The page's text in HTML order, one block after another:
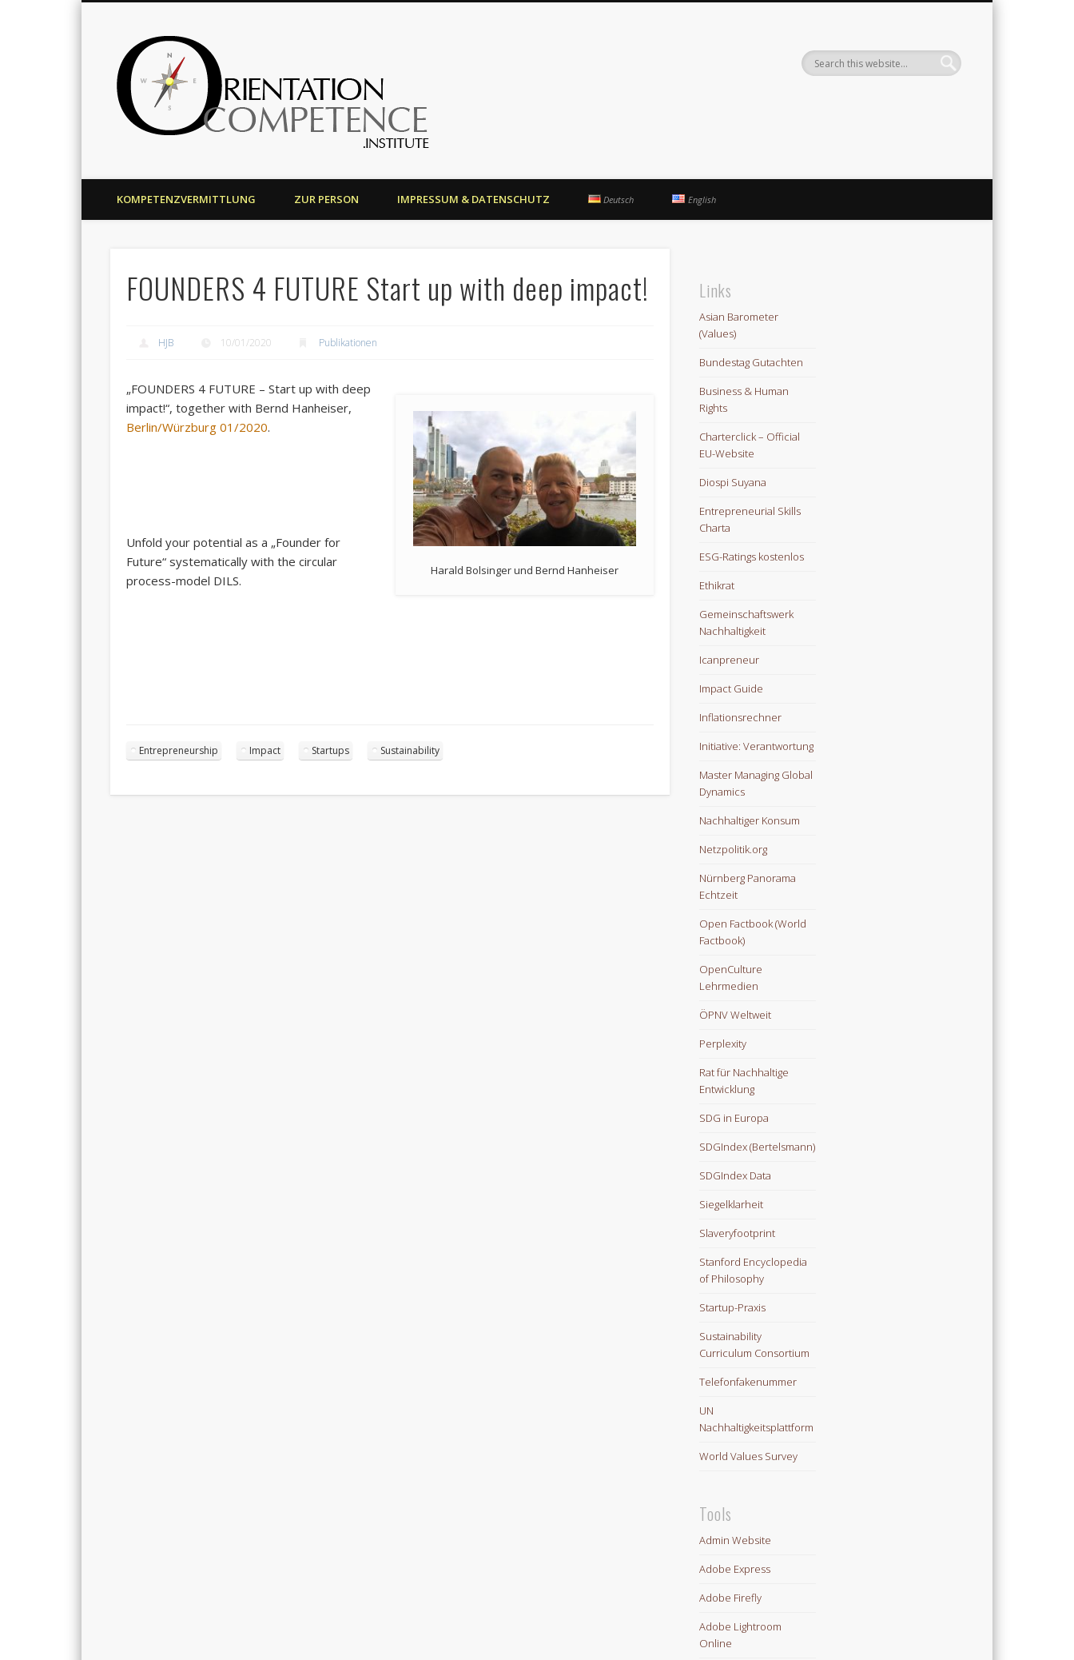
Harald J. Bolsinger
KOMPETENZVERMITTLUNG ZUR PERSON IMPRESSUM & DATENSCHUTZ Deutsch English
FOUNDERS 4 FUTURE Start up with deep impact!
HJB 10/01/2020 Publikationen
Harald Bolsinger und Bernd Hanheiser
„FOUNDERS 4 FUTURE – Start up with deep
impact!“, together with Bernd Hanheiser,
Berlin/Würzburg 01/2020.
Unfold your potential as a „Founder for
Future“ systematically with the circular
process-model DILS.
Entrepreneurship Impact Startups Sustainability
Links
Asian Barometer
(Values)
Bundestag Gutachten
Business & Human
Rights
Charterclick – Official
EU-Website
Diospi Suyana
Entrepreneurial Skills
Charta
ESG-Ratings kostenlos
Ethikrat
Gemeinschaftswerk
Nachhaltigkeit
Icanpreneur
Impact Guide
Inflationsrechner
Initiative: Verantwortung
Master Managing Global
Dynamics
Nachhaltiger Konsum
Netzpolitik.org
Nürnberg Panorama
Echtzeit
Open Factbook (World
Factbook)
OpenCulture
Lehrmedien
ÖPNV Weltweit
Perplexity
Rat für Nachhaltige
Entwicklung
SDG in Europa
SDGIndex (Bertelsmann)
SDGIndex Data
Siegelklarheit
Slaveryfootprint
Stanford Encyclopedia
of Philosophy
Startup-Praxis
Sustainability
Curriculum Consortium
Telefonfakenummer
UN
Nachhaltigkeitsplattform
World Values Survey
Tools
Admin Website
Adobe Express
Adobe Firefly
Adobe Lightroom
Online